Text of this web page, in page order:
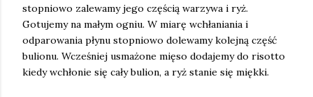
stopniowo zalewamy jego częścią warzywa i ryż.
Gotujemy na małym ogniu. W miarę wchłaniania i
odparowania płynu stopniowo dolewamy kolejną część
bulionu. Wcześniej usmażone mięso dodajemy do risotto
kiedy wchłonie się cały bulion, a ryż stanie się miękki.